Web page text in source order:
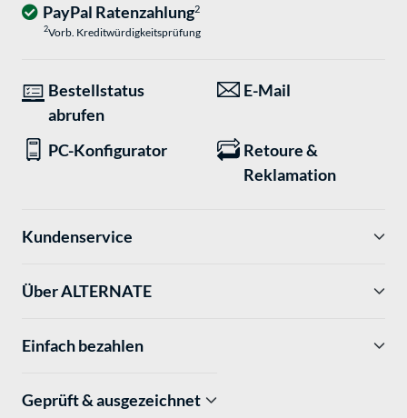
PayPal Ratenzahlung2
2Vorb. Kreditwürdigkeitsprüfung
Bestellstatus
abrufen
E-Mail
PC-Konfigurator
Retoure &
Reklamation
Kundenservice
Über ALTERNATE
Einfach bezahlen
Geprüft & ausgezeichnet